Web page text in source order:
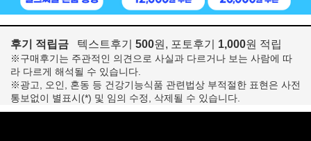
후기 적립금 텍스트후기 500원, 포토후기 1,000원 적립
※구매후기는 주관적인 의견으로 사실과 다르거나 보는 사람에 따
라 다르게 해석될 수 있습니다.
※광고, 오인, 혼동 등 건강기능식품 관련법상 부적절한 표현은 사전
통보없이 별표시(*) 및 임의 수정, 삭제될 수 있습니다.